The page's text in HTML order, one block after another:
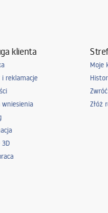
klienta
reklamacje
wniesienia
3D
Moje
Złóż